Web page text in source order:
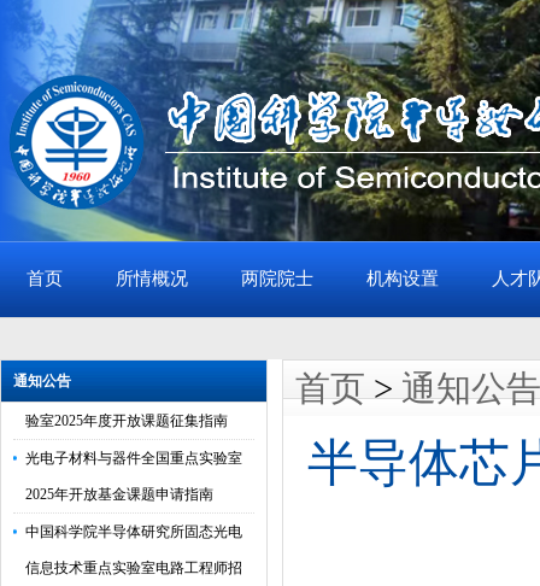
首页 所情概况 两院院士 机构设置 人才
通知公告
半导体所2026年公众科学日活动通
半导体芯片物理与技术全国重点实
验室2025年度开放课题征集指南
光电子材料与器件全国重点实验室
中国科学院半导体研究所固态光电
首页>通知公告
半导体芯